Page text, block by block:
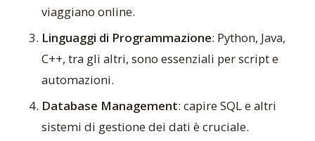
viaggiano online.
Linguaggi di Programmazione: Python, Java,
C++, tra gli altri, sono essenziali per script e
automazioni.
Database Management: capire SQL e altri
sistemi di gestione dei dati è cruciale.